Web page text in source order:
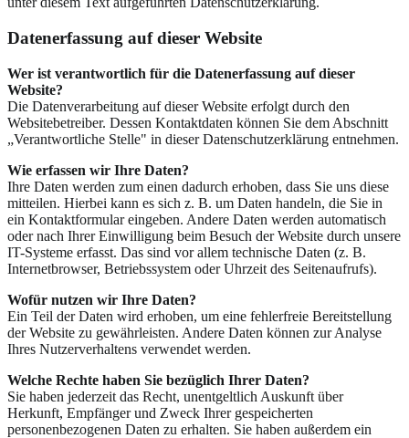
Datenerfassung auf dieser Website
Wer ist verantwortlich für die Datenerfassung auf dieser
Website?
Die Datenverarbeitung auf dieser Website erfolgt durch den
Websitebetreiber. Dessen Kontaktdaten können Sie dem Abschnitt
„Verantwortliche Stelle" in dieser Datenschutzerklärung entnehmen.
Wie erfassen wir Ihre Daten?
Ihre Daten werden zum einen dadurch erhoben, dass Sie uns diese
mitteilen. Hierbei kann es sich z. B. um Daten handeln, die Sie in
ein Kontaktformular eingeben. Andere Daten werden automatisch
oder nach Ihrer Einwilligung beim Besuch der Website durch unsere
IT-Systeme erfasst. Das sind vor allem technische Daten (z. B.
Internetbrowser, Betriebssystem oder Uhrzeit des Seitenaufrufs).
Wofür nutzen wir Ihre Daten?
Ein Teil der Daten wird erhoben, um eine fehlerfreie Bereitstellung
der Website zu gewährleisten. Andere Daten können zur Analyse
Ihres Nutzerverhaltens verwendet werden.
Welche Rechte haben Sie bezüglich Ihrer Daten?
Sie haben jederzeit das Recht, unentgeltlich Auskunft über
Herkunft, Empfänger und Zweck Ihrer gespeicherten
personenbezogenen Daten zu erhalten. Sie haben außerdem ein